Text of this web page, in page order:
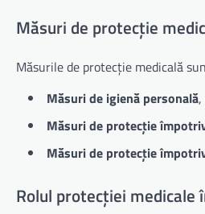
Măsuri de protecție
Măsurile de protecție medicală
Măsuri de igienă personală,
Măsuri de protecție
Măsuri de protecție
Rolul protecției medicale